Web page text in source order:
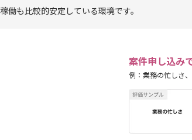
稼働も比較的安定している環境です。
案件申し込み
例：業務の忙しさ